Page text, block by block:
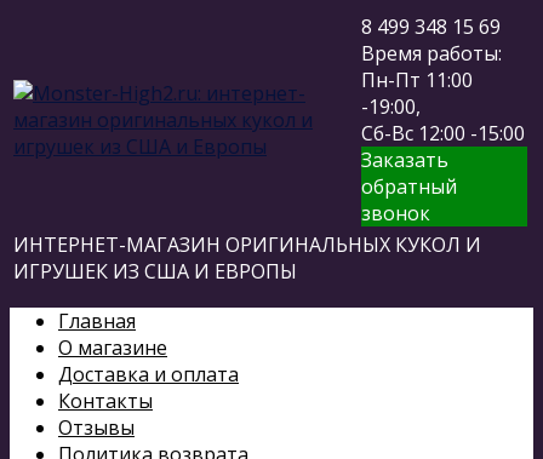
8 499 348 15 69
Время работы:
Пн-Пт 11:00
-19:00,
Сб-Вс 12:00 -15:00
Заказать
обратный
звонок
ИНТЕРНЕТ-МАГАЗИН ОРИГИНАЛЬНЫХ КУКОЛ И
ИГРУШЕК ИЗ США И ЕВРОПЫ
Главная
О магазине
Доставка и оплата
Контакты
Отзывы